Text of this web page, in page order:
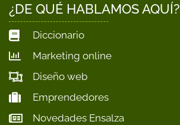
¿DE QUÉ HABLAMOS AQUÍ?
Diccionario
Marketing online
Diseño web
Emprendedores
Novedades Ensalza